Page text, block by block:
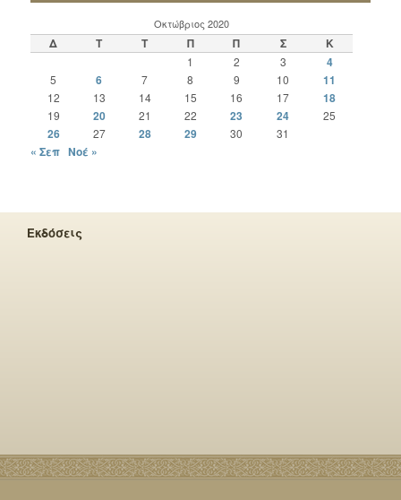
Οκτώβριος 2020
Δ Τ Τ Π Π Σ Κ
1 2 3 4
5 6 7 8 9 10 11
12 13 14 15 16 17 18
19 20 21 22 23 24 25
26 27 28 29 30 31
« Σεπ Νοέ »
Εκδόσεις